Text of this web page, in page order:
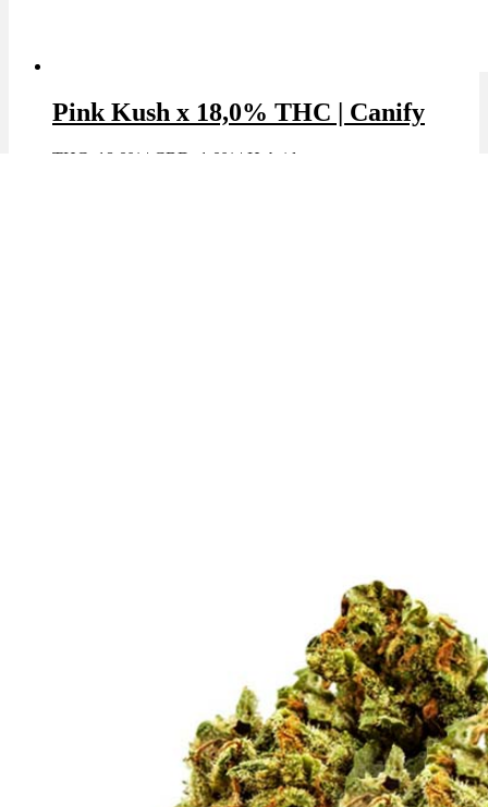
Pink Kush x 18,0% THC | Canify
THC: 18.0% | CBD: 1.0% | Hybrid